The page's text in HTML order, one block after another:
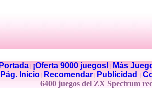
Portada| ¡Oferta 9000 juegos! Más
Pág. Inicio Recomendar Publicidad
6400 juegos del ZX Spectrum